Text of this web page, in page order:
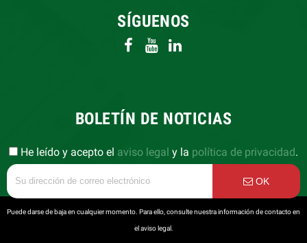
SÍGUENOS
BOLETÍN DE NOTICIAS
He leído y acepto el aviso legal y la política de privacidad.
OK
Puede darse de baja en cualquier momento. Para ello, consulte nuestra información de contacto en
el aviso legal.